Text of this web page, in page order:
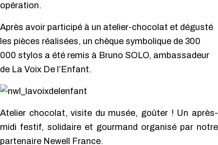
opération.
Après avoir participé à un atelier-chocolat et dégusté
les pièces réalisées, un chèque symbolique de 300
000 stylos a été remis à Bruno SOLO, ambassadeur
de La Voix De l’Enfant.
Atelier chocolat, visite du musée, goûter ! Un après-
midi festif, solidaire et gourmand organisé par notre
partenaire Newell France.